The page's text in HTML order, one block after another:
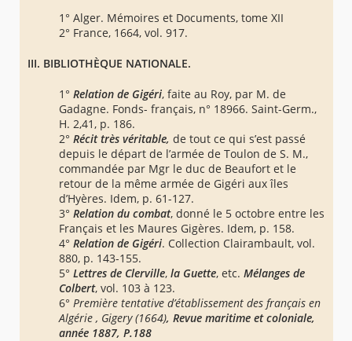
1° Alger. Mémoires et Documents, tome XII
2° France, 1664, vol. 917.
III. BIBLIOTHÈQUE NATIONALE.
1° Relation de Gigéri, faite au Roy, par M. de
Gadagne. Fonds- français, n° 18966. Saint-Germ.,
H. 2,41, p. 186.
2° Récit très véritable, de tout ce qui s’est passé
depuis le départ de l’armée de Toulon de S. M.,
commandée par Mgr le duc de Beaufort et le
retour de la même armée de Gigéri aux îles
d’Hyères. Idem, p. 61-127.
3° Relation du combat, donné le 5 octobre entre les
Français et les Maures Gigères. Idem, p. 158.
4° Relation de Gigéri. Collection Clairambault, vol.
880, p. 143-155.
5° Lettres de Clerville, la Guette, etc. Mélanges de
Colbert, vol. 103 à 123.
6° Première tentative d’établissement des français en
Algérie , Gigery (1664), Revue maritime et coloniale,
année 1887, P.188